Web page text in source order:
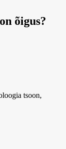
on õigus?
tsoon,